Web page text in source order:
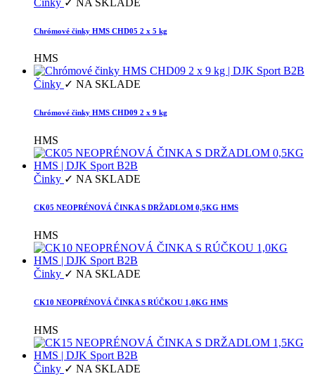
Chrómové činky HMS CHD05 2 x 5 kg
HMS
Činky ✓ NA SKLADE
Chrómové činky HMS CHD09 2 x 9 kg
HMS
Činky ✓ NA SKLADE
CK05 NEOPRÉNOVÁ ČINKA S DRŽADLOM 0,5KG HMS
HMS
Činky ✓ NA SKLADE
CK10 NEOPRÉNOVÁ ČINKA S RÚČKOU 1,0KG HMS
HMS
Činky ✓ NA SKLADE